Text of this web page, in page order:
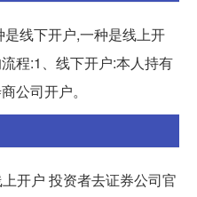
线下开户,一种是线上开
程:1、线下开户:本人持有
公司开户。
开户 投资者去证券公司官